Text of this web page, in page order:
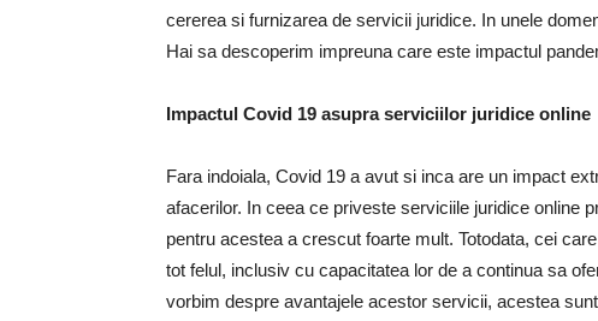
cererea si furnizarea de servicii juridice. In unele
Hai sa descoperim impreuna care este impactul
Impactul Covid 19 asupra serviciilor juridice online
Fara indoiala, Covid 19 a avut si inca are un impact
afacerilor. In ceea ce priveste serviciile juridice online
pentru acestea a crescut foarte mult. Totodata, cei
tot felul, inclusiv cu capacitatea lor de a continua sa
vorbim despre avantajele acestor servicii, acestea